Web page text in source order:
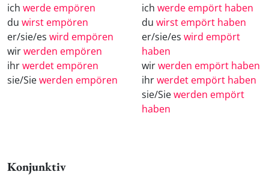
ich werde empören
du wirst empören
er/sie/es wird empören
wirwerden empören
ihrwerdet empören
sie/Siewerden empören
ich werde empört haben
du wirst empört haben
er/sie/es wird empört
haben
wirwerden empört haben
ihrwerdet empört haben
sie/Siewerden empört
haben
Konjunktiv